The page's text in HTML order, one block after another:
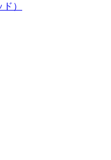
）